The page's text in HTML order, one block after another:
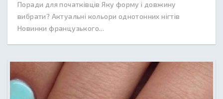
Поради для початківців Яку форму і довжину
вибрати? Актуальні кольори однотонних нігтів
Новинки французького...